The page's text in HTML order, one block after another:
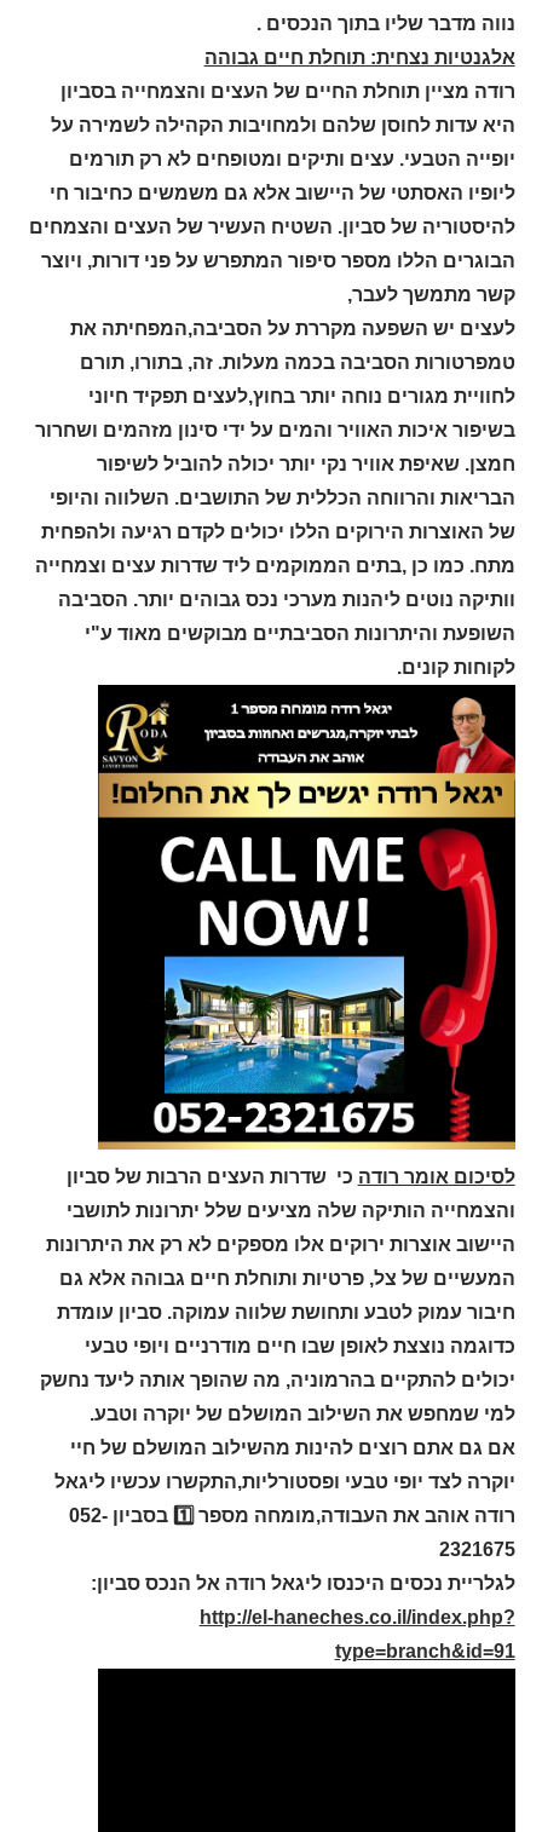
נווה מדבר שליו בתוך הנכסים .
אלגנטיות נצחית: תוחלת חיים גבוהה
רודה מציין תוחלת החיים של העצים והצמחייה בסביון
היא עדות לחוסן שלהם ולמחויבות הקהילה לשמירה על
יופייה הטבעי. עצים ותיקים ומטופחים לא רק תורמים
ליופיו האסתטי של היישוב אלא גם משמשים כחיבור חי
להיסטוריה של סביון. השטיח העשיר של העצים והצמחים
הבוגרים הללו מספר סיפור המתפרש על פני דורות, ויוצר
קשר מתמשך לעבר,
לעצים יש השפעה מקררת על הסביבה,המפחיתה את
טמפרטורות הסביבה בכמה מעלות. זה, בתורו, תורם
לחוויית מגורים נוחה יותר בחוץ,לעצים תפקיד חיוני
בשיפור איכות האוויר והמים על ידי סינון מזהמים ושחרור
חמצן. שאיפת אוויר נקי יותר יכולה להוביל לשיפור
הבריאות והרווחה הכללית של התושבים. השלווה והיופי
של האוצרות הירוקים הללו יכולים לקדם רגיעה ולהפחית
מתח. כמו כן ,בתים הממוקמים ליד שדרות עצים וצמחייה
וותיקה נוטים ליהנות מערכי נכס גבוהים יותר. הסביבה
השופעת והיתרונות הסביבתיים מבוקשים מאוד ע"י
לקוחות קונים.
לסיכום אומר רודה כי שדרות העצים הרבות של סביון
והצמחייה הותיקה שלה מציעים שלל יתרונות לתושבי
היישוב אוצרות ירוקים אלו מספקים לא רק את היתרונות
המעשיים של צל, פרטיות ותוחלת חיים גבוהה אלא גם
חיבור עמוק לטבע ותחושת שלווה עמוקה. סביון עומדת
כדוגמה נוצצת לאופן שבו חיים מודרניים ויופי טבעי
יכולים להתקיים בהרמוניה, מה שהופך אותה ליעד נחשק
למי שמחפש את השילוב המושלם של יוקרה וטבע.
אם גם אתם רוצים להינות מהשילוב המושלם של חיי
יוקרה לצד יופי טבעי ופסטורליות,התקשרו עכשיו ליגאל
רודה ​אוהב את העבודה,מומחה מספר 1️⃣ בסביון 052-
2321675
לגלריית נכסים היכנסו ליגאל רודה אל הנכס סביון:
http://el-haneches.co.il/index.php?
type=branch&id=91